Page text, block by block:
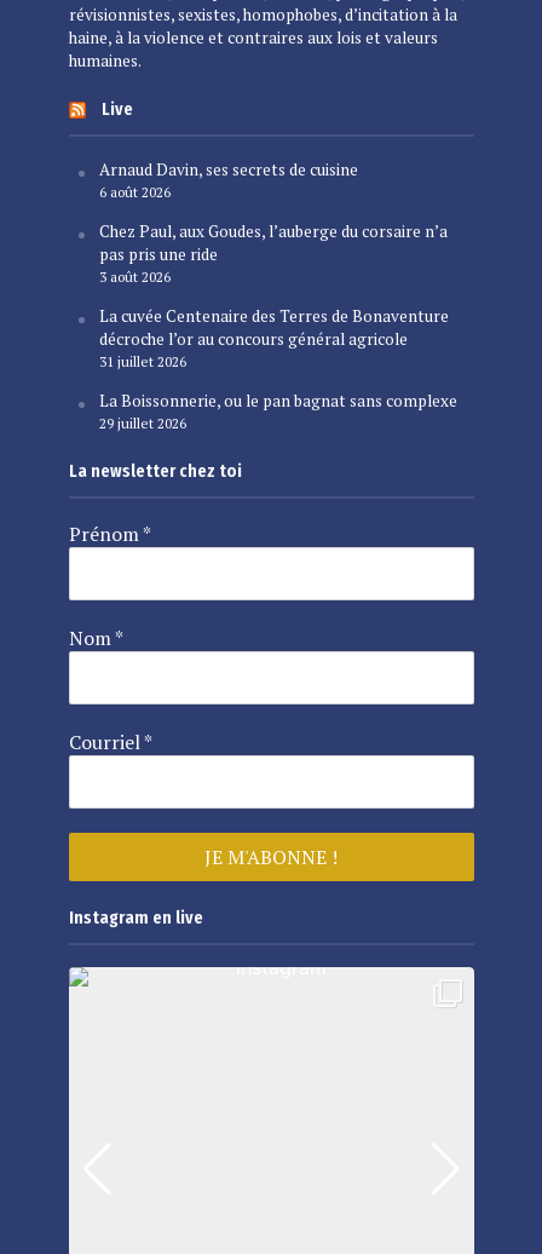
révisionnistes, sexistes, homophobes, d’incitation à la
haine, à la violence et contraires aux lois et valeurs
humaines.
Live
Arnaud Davin, ses secrets de cuisine
6 août 2026
Chez Paul, aux Goudes, l’auberge du corsaire n’a
pas pris une ride
3 août 2026
La cuvée Centenaire des Terres de Bonaventure
décroche l’or au concours général agricole
31 juillet 2026
La Boissonnerie, ou le pan bagnat sans complexe
29 juillet 2026
La newsletter chez toi
Prénom*
Nom*
Courriel*
Instagram en live